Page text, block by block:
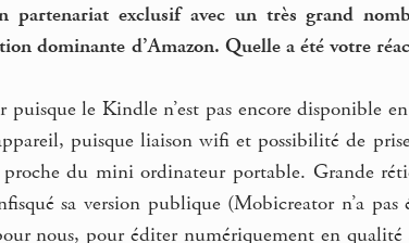
partenariat exclusif avec un très grand
dominante d’Amazon. Quelle a été votre
le Kindle n’est pas encore disponible
puisque liaison wifi et possibilité de
du mini ordinateur portable. Grande
sa version publique (Mobicreator n’a
nous, pour éditer numériquement en qualité